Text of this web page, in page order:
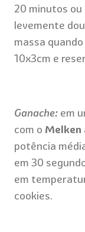
20 minutos
levemente
massa
10x3cm e
Ganache: em
com o Melken
potência
em 30
em
cookies.